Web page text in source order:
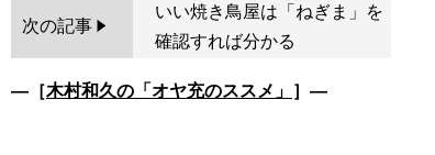
次の記事
いい焼き鳥屋は「ねぎま」を
確認すれば分かる
―［木村和久の「オヤ充のススメ」 ］―